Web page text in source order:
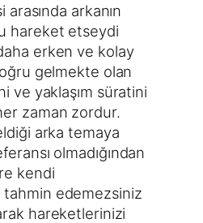
arkanın
hareket etseydi
erken ve kolay
gelmekte olan
ve yaklaşım süratini
zaman zordur.
arka temaya
olmadığından
kendi
edemezsiniz
hareketlerinizi